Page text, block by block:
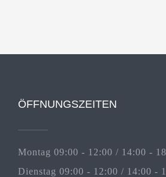
ÖFFNUNGSZEITEN
Montag 09:00 - 12:00 / 14:00 -
Dienstag 09:00 - 12:00 / 14:00 -